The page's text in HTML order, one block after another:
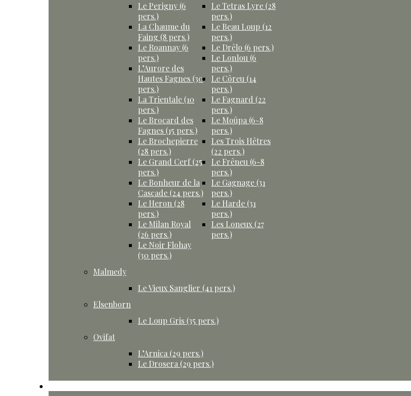
Le Perigny (6
pers.)
La Chaume du
Faing (8 pers.)
Le Roannay (6
pers.)
L’Aurore des
Hautes Fagnes (30
pers.)
La Trientale (10
pers.)
Le Brocard des
Fagnes (15 pers.)
Le Brochepierre
(28 pers.)
Le Grand Cerf (25
pers.)
Le Bonheur de la
Cascade (24 pers.)
Le Heron (28
pers.)
Le Milan Royal
(26 pers.)
Le Noir Flohay
(30 pers.)
Le Tetras Lyre (28
pers.)
Le Beau Loup (12
pers.)
Le Drêlo (6 pers.)
Le Lonlou (6
pers.)
Le Côreu (14
pers.)
Le Fagnard (22
pers.)
Le Moûpa (6-8
pers.)
Les Trois Hêtres
(22 pers.)
Le Frêneu (6-8
pers.)
Le Gagnage (31
pers.)
Le Harde (31
pers.)
Les Loneux (27
pers.)
Malmedy
Le Vieux Sanglier (41 pers.)
Elsenborn
Le Loup Gris (35 pers.)
Ovifat
L’Arnica (29 pers.)
Le Drosera (29 pers.)